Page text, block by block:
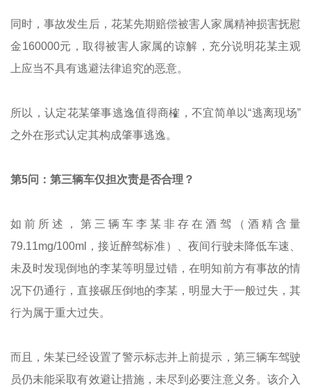
同时，事故发生后，花某先期赔偿被害人家属精神损害抚慰
金160000元，取得被害人家属的谅解，充分说明花某主观
上应当不具有逃避法律追究的恶意。
所以，认定花某肇事逃逸值得商榷，不宜简单以“逃离现场”
之外在形式认定其构成肇事逃逸。
第5问：第三辆车仅担次责是否合理？
如前所述，第三辆车李某非存在酒驾（酒精含量
79.11mg/100ml，接近醉驾标准）、夜间行驶未降低车速、
未及时发现倒地的李某等明显过错，在明知前方有事故的情
况下仍通行，直接碾压倒地的李某，明显大于一般过失，其
行为属于重大过失。
而且，朱某已经设置了警示标志并上前提示，第三辆车驾驶
员仍未能采取有效避让措施，未尽到必要注意义务。该介入